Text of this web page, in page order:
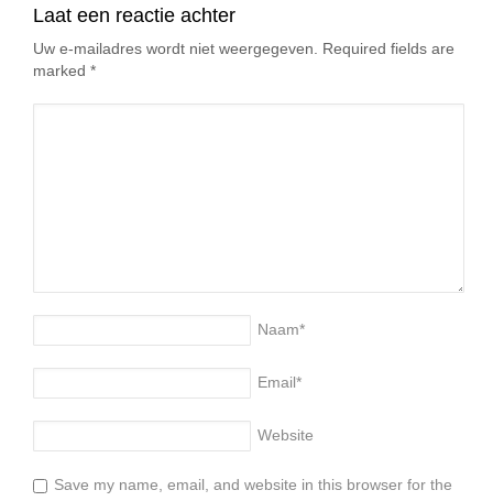
Laat een reactie achter
Uw e-mailadres wordt niet weergegeven. Required fields are
marked *
Naam*
Email*
Website
Save my name, email, and website in this browser for the